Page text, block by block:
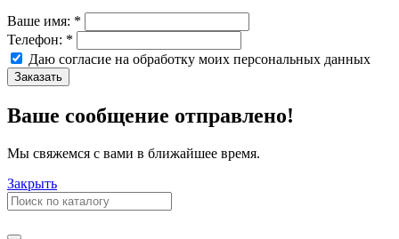
Ваше имя: *
Телефон: *
Даю согласие на обработку моих персональных данных
Заказать
Ваше сообщение отправлено!
Мы свяжемся с вами в ближайшее время.
Закрыть